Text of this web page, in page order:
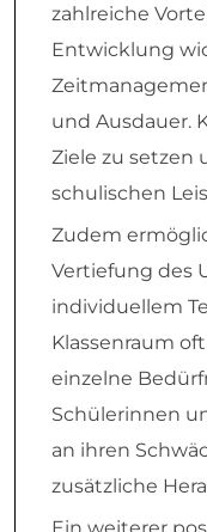
zahlreiche
Entwicklung
und Ausdauer.
Ziele zu setzen
schulischen
Zudem
Vertiefung des
individuellem
Klassenraum
einzelne
Schülerinnen
an ihren
zusätzliche